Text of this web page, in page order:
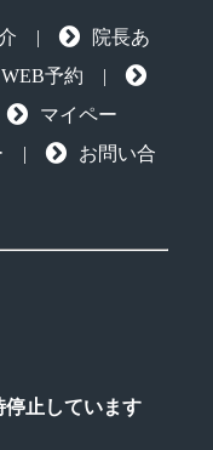
|
院長あ
WEB予約 |
マイペー
|
お問い合
止しています